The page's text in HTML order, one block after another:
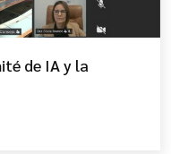
de IA y la